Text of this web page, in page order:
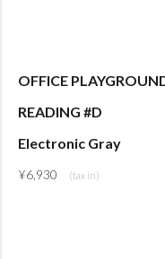
OFFICE
READING #D
Electronic Gray
¥6,930